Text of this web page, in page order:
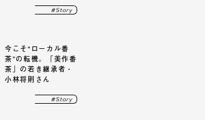
今こそ“ローカル番
茶”の転機。「美作番
茶」の若き継承者・
小林将則さん